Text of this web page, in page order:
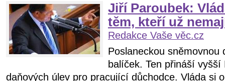
Jiří Paroubek:
těm, kteří už
Redakce Vaše věc.cz
Poslaneckou sněmovnou
balíček. Ten přináší
daňových úlev pro pracující důchodce. Vláda si